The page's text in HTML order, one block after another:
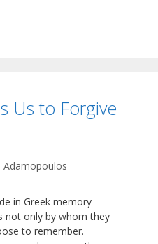
Us to Forgive
Adamopoulos
in Greek memory
not only by whom they
to remember.